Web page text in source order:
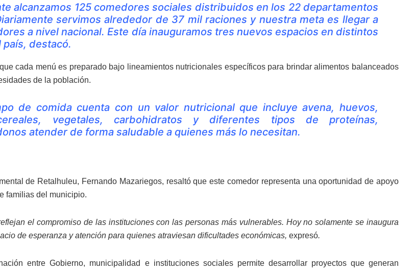
alcanzamos 125 comedores sociales distribuidos en los 22 departamentos
servimos alrededor de 37 mil raciones y nuestra meta es llegar a
a nivel nacional. Este día inauguramos tres nuevos espacios en distintos
destacó.
cada menú es preparado bajo lineamientos nutricionales específicos para brindar alimentos balanceados
de la población.
de comida cuenta con un valor nutricional que incluye avena, huevos,
vegetales, carbohidratos y diferentes tipos de proteínas,
atender de forma saludable a quienes más lo necesitan.
de Retalhuleu, Fernando Mazariegos, resaltó que este comedor representa una oportunidad de apoyo
familias del municipio.
el compromiso de las instituciones con las personas más vulnerables. Hoy no solamente se inaugura
de esperanza y atención para quienes atraviesan dificultades económicas, expresó.
entre Gobierno, municipalidad e instituciones sociales permite desarrollar proyectos que generan